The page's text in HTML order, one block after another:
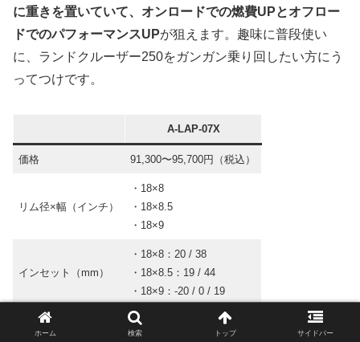
に重きを置いていて、オンロードでの燃費UPとオフロー
ドでのパフォーマンスUPが狙えます。趣味に普段使い
に、ランドクルーザー250をガンガン乗り回したい方にう
ってつけです。
A-LAP-07X
価格 91,300〜95,700円（税込）
リム径×幅（インチ）
・18×8
・18×8.5
・18×9
インセット（mm）
・18×8：20 / 38
・18×8.5：19 / 44
・18×9：-20 / 0 / 19
穴数 6
ホーム 検索 トップ サイドバー